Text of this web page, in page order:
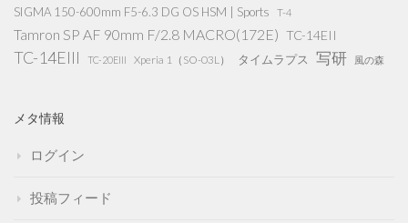
SIGMA 150-600mm F5-6.3 DG OS HSM | Sports T-4
Tamron SP AF 90mm F/2.8 MACRO(172E) TC-14EII
TC-14EIII TC-20EIII Xperia 1（SO-03L） タイムラプス 写研 風の森
メタ情報
ログイン
投稿フィード